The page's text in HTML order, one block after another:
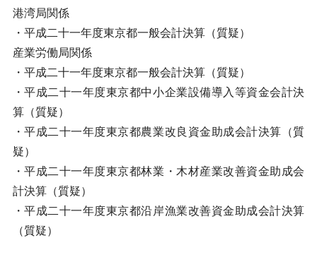
港湾局関係
・平成二十一年度東京都一般会計決算（質疑）
産業労働局関係
・平成二十一年度東京都一般会計決算（質疑）
・平成二十一年度東京都中小企業設備導入等資金会計決
算（質疑）
・平成二十一年度東京都農業改良資金助成会計決算（質
疑）
・平成二十一年度東京都林業・木材産業改善資金助成会
計決算（質疑）
・平成二十一年度東京都沿岸漁業改善資金助成会計決算
（質疑）